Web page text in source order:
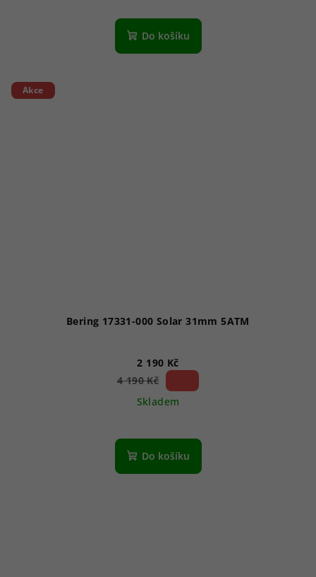
Do košíku
Akce
Bering 17331-000 Solar 31mm 5ATM
2 190 Kč
4 190 Kč
Skladem
Do košíku